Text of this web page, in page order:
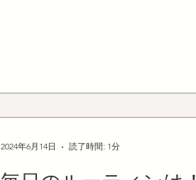
2024年6月14日 読了時間: 1分